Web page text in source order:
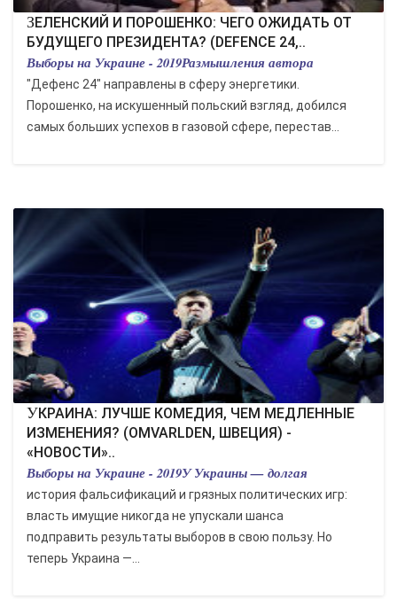
ЗЕЛЕНСКИЙ И ПОРОШЕНКО: ЧЕГО ОЖИДАТЬ ОТ
БУДУЩЕГО ПРЕЗИДЕНТА? (DEFENCE 24,..
Выборы на Украине - 2019Размышления автора
"Дефенс 24" направлены в сферу энергетики.
Порошенко, на искушенный польский взгляд, добился
самых больших успехов в газовой сфере, перестав...
УКРАИНА: ЛУЧШЕ КОМЕДИЯ, ЧЕМ МЕДЛЕННЫЕ
ИЗМЕНЕНИЯ? (OMVARLDEN, ШВЕЦИЯ) -
«НОВОСТИ»..
Выборы на Украине - 2019У Украины — долгая
история фальсификаций и грязных политических игр:
власть имущие никогда не упускали шанса
подправить результаты выборов в свою пользу. Но
теперь Украина —...